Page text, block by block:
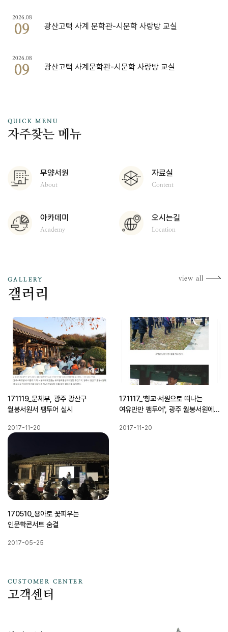
2026.08
09 광산고택 사계 문학관-시문학 사랑방 교실
2026.08
09 광산고택 사계문학관-시문학 사랑방 교실
QUICK MENU
자주찾는 메뉴
무양서원
About
자료실
Content
아카데미
Academy
오시는길
Location
GALLERY
갤러리
171119_문체부, 광주 광산구
월봉서원서 팸투어 실시
2017-11-20
171117_'향교·서원으로 떠나는
여유만만 팸투어', 광주 월봉서원에서
2017-11-20
170510_용아로 꽃피우는
인문학콘서트 숨결
2017-05-25
view all 갤
CUSTOMER CENTER
고객센터